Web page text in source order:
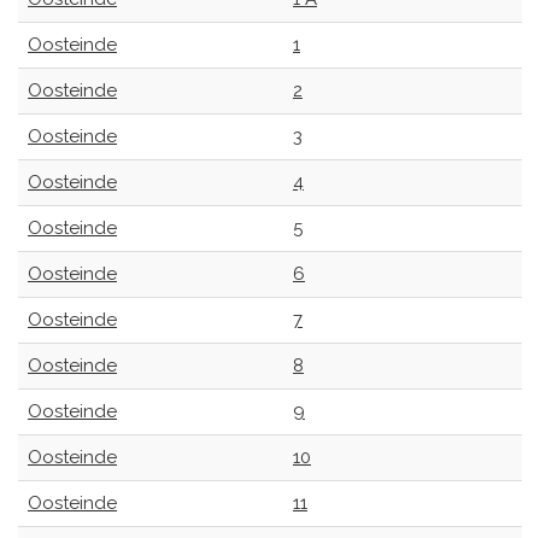
Oosteinde 1
Oosteinde 2
Oosteinde 3
Oosteinde 4
Oosteinde 5
Oosteinde 6
Oosteinde 7
Oosteinde 8
Oosteinde 9
Oosteinde 10
Oosteinde 11